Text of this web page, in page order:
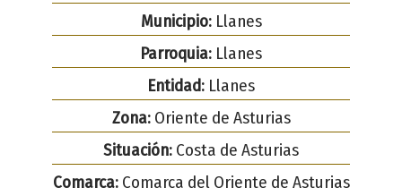
Municipio:Llanes
Parroquia: Llanes
Entidad: Llanes
Zona:Oriente de Asturias
Situación: Costa de Asturias
Comarca:Comarca del Oriente de Asturias